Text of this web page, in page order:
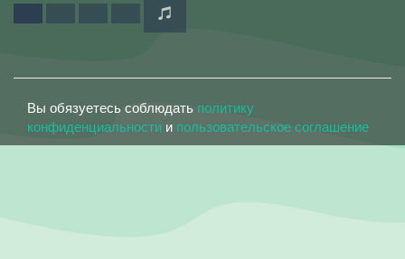
Вы обязуетесь соблюдать политику
конфиденциальности и пользовательское соглашение